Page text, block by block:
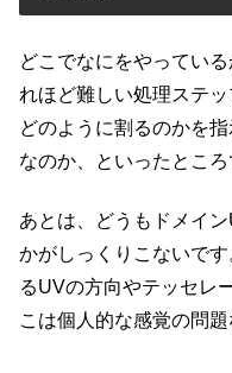
どこでなにをやってい
れほど難しい処理ステ
どのように割るのかを
なのか、といったところ
あとは、どうもドメイ
かがしっくりこないで
るUVの方向やテッセレ
こは個人的な感覚の問